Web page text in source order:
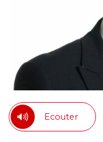
Ecouter